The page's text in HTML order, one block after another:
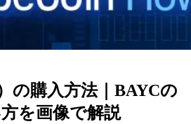
の購入方法｜BAYCの
を画像で解説